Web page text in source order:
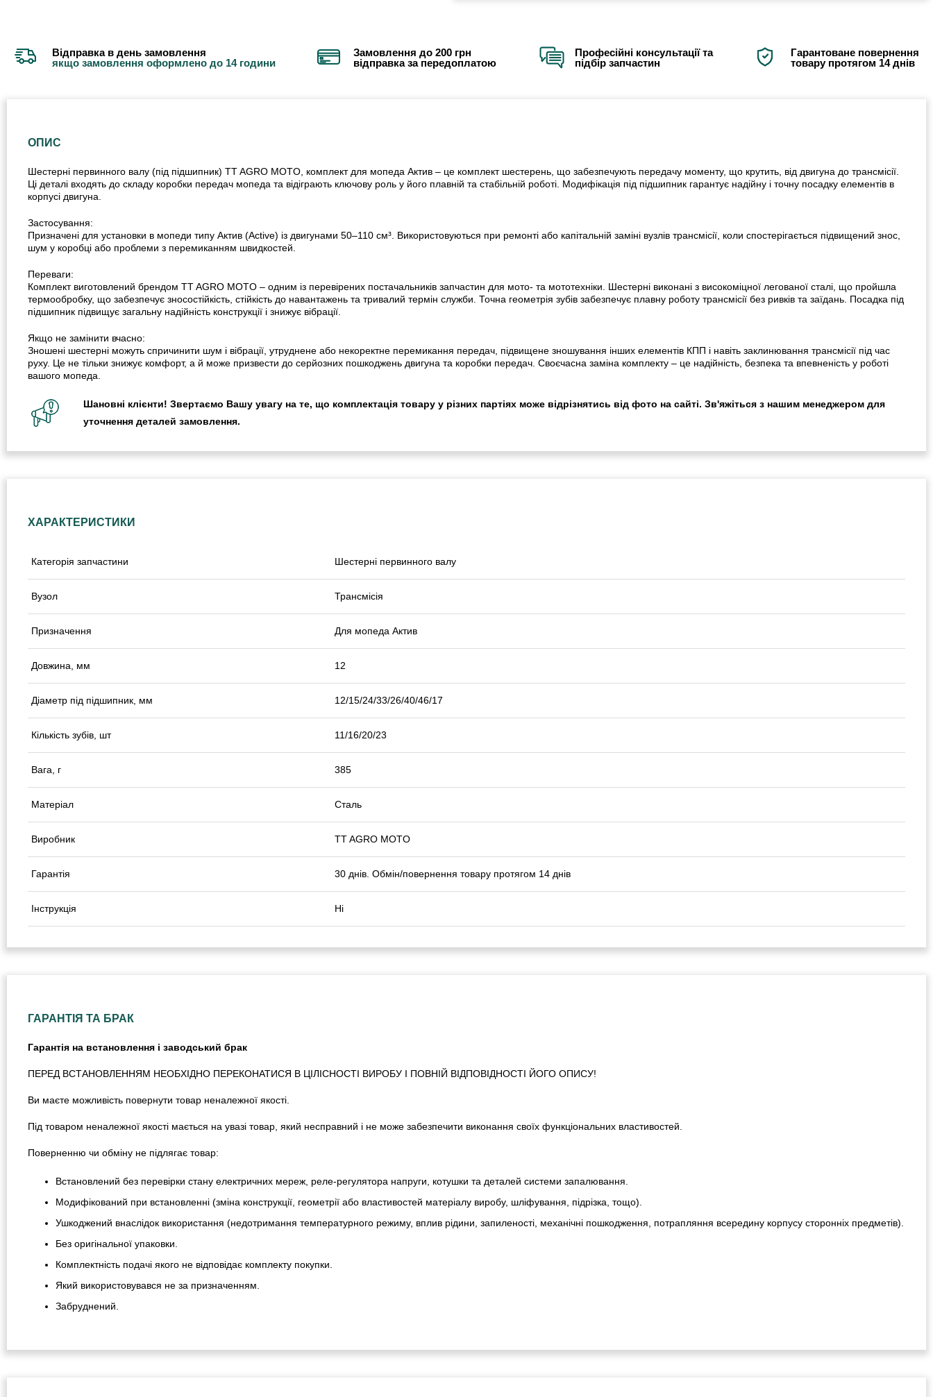
Відправка в день замовлення
якщо замовлення оформлено до 14 години
Замовлення до 200 грн
відправка за передоплатою
Професійні консультації та
підбір запчастин
Гарантоване повернення
товару протягом 14 днів
ОПИС
Шестерні первинного валу (під підшипник) TT AGRO MOTO, комплект для мопеда Актив – це комплект шестерень, що забезпечують передачу моменту, що крутить, від двигуна до трансмісії.
Ці деталі входять до складу коробки передач мопеда та відіграють ключову роль у його плавній та стабільній роботі. Модифікація під підшипник гарантує надійну і точну посадку елементів в
корпусі двигуна.
Застосування:
Призначені для установки в мопеди типу Актив (Active) із двигунами 50–110 см³. Використовуються при ремонті або капітальній заміні вузлів трансмісії, коли спостерігається підвищений знос,
шум у коробці або проблеми з перемиканням швидкостей.
Переваги:
Комплект виготовлений брендом TT AGRO MOTO – одним із перевірених постачальників запчастин для мото- та мототехніки. Шестерні виконані з високоміцної легованої сталі, що пройшла
термообробку, що забезпечує зносостійкість, стійкість до навантажень та тривалий термін служби. Точна геометрія зубів забезпечує плавну роботу трансмісії без ривків та заїдань. Посадка під
підшипник підвищує загальну надійність конструкції і знижує вібрації.
Якщо не замінити вчасно:
Зношені шестерні можуть спричинити шум і вібрації, утруднене або некоректне перемикання передач, підвищене зношування інших елементів КПП і навіть заклинювання трансмісії під час
руху. Це не тільки знижує комфорт, а й може призвести до серйозних пошкоджень двигуна та коробки передач. Своєчасна заміна комплекту – це надійність, безпека та впевненість у роботі
вашого мопеда.
Шановні клієнти! Звертаємо Вашу увагу на те, що комплектація товару у різних партіях може відрізнятись від фото на сайті. Зв'яжіться з нашим менеджером для
уточнення деталей замовлення.
ХАРАКТЕРИСТИКИ
Категорія запчастини Шестерні первинного валу
Вузол Трансмісія
Призначення Для мопеда Актив
Довжина, мм 12
Діаметр під підшипник, мм 12/15/24/33/26/40/46/17
Кількість зубів, шт 11/16/20/23
Вага, г 385
Матеріал Сталь
Виробник TT AGRO MOTO
Гарантія 30 днів. Обмін/повернення товару протягом 14 днів
Інструкція Ні
ГАРАНТІЯ ТА БРАК
Гарантія на встановлення і заводський брак
ПЕРЕД ВСТАНОВЛЕННЯМ НЕОБХІДНО ПЕРЕКОНАТИСЯ В ЦІЛІСНОСТІ ВИРОБУ І ПОВНІЙ ВІДПОВІДНОСТІ ЙОГО ОПИСУ!
Ви маєте можливість повернути товар неналежної якості.
Під товаром неналежної якості мається на увазі товар, який несправний і не може забезпечити виконання своїх функціональних властивостей.
Поверненню чи обміну не підлягає товар:
Встановлений без перевірки стану електричних мереж, реле-регулято­ра напруги, котушки та деталей системи запалювання.
Модифікований при встановленні (зміна конструкції, геометрії або властивостей матеріалу виробу, шліфування, підрізка, тощо).
Ушкоджений внаслідок використання (недотримання температурного режиму, вплив рідини, запиленості, механічні пошкодження, потрапляння всередину корпусу сторонніх предметів).
Без оригінальної упаковки.
Комплектність подачі якого не відповідає комплекту покупки.
Який використовувався не за призначенням.
Забруднений.